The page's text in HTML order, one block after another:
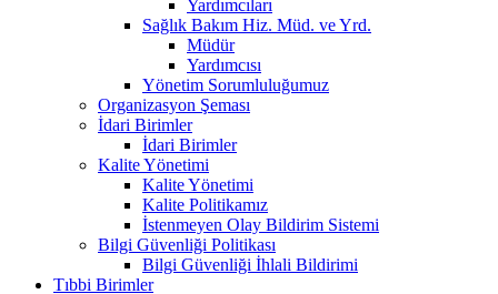
Yardımcıları
Sağlık Bakım Hiz. Müd. ve Yrd.
Müdür
Yardımcısı
Yönetim Sorumluluğumuz
Organizasyon Şeması
İdari Birimler
İdari Birimler
Kalite Yönetimi
Kalite Yönetimi
Kalite Politikamız
İstenmeyen Olay Bildirim Sistemi
Bilgi Güvenliği Politikası
Bilgi Güvenliği İhlali Bildirimi
Tıbbi Birimler